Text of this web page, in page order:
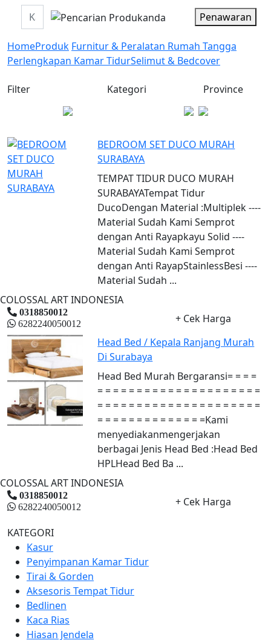
Penawaran
HomeProduk Furnitur & Peralatan Rumah Tangga
Perlengkapan Kamar TidurSelimut & Bedcover
Filter Kategori Province
BEDROOM SET DUCO MURAH
SURABAYA
TEMPAT TIDUR DUCO MURAH
SURABAYATempat Tidur
DucoDengan Material :Multiplek ----
Material Sudah Kami Semprot
dengan Anti Rayapkayu Solid ----
Material Sudah Kami Semprot
dengan Anti RayapStainlessBesi ----
Material Sudah ...
COLOSSAL ART INDONESIA
0318850012
6282240050012
+ Cek Harga
Head Bed / Kepala Ranjang Murah
Di Surabaya
Head Bed Murah Bergaransi= = = =
= = = = = = = = = = = = = = = = = = = = =
= = = = = = = = = = = = = = = = = = = = =
= = = = = = = = = = = = = =Kami
menyediakanmengerjakan
berbagai Jenis Head Bed :Head Bed
HPLHead Bed Ba ...
COLOSSAL ART INDONESIA
0318850012
6282240050012
+ Cek Harga
KATEGORI
Kasur
Penyimpanan Kamar Tidur
Tirai & Gorden
Aksesoris Tempat Tidur
Bedlinen
Kaca Rias
Hiasan Jendela